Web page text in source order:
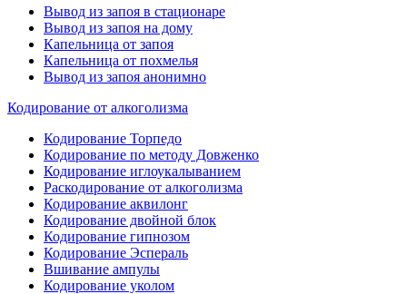
Вывод из запоя в стационаре
Вывод из запоя на дому
Капельница от запоя
Капельница от похмелья
Вывод из запоя анонимно
Кодирование от алкоголизма
Кодирование Торпедо
Кодирование по методу Довженко
Кодирование иглоукалыванием
Раскодирование от алкоголизма
Кодирование аквилонг
Кодирование двойной блок
Кодирование гипнозом
Кодирование Эспераль
Вшивание ампулы
Кодирование уколом